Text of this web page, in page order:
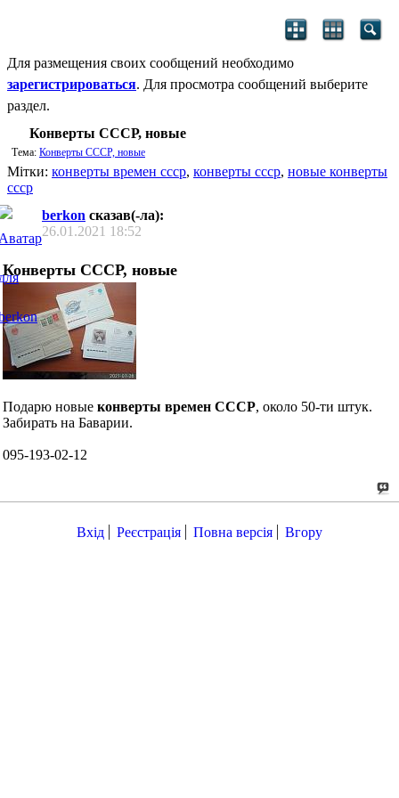
Для размещения своих сообщений необходимо
зарегистрироваться. Для просмотра сообщений выберите
раздел.
Конверты СССР, новые
Тема: Конверты СССР, новые
Мітки: конверты времен ссср, конверты ссср, новые конверты
ссср
berkon сказав(-ла):
26.01.2021 18:52
Конверты СССР, новые
Подарю новые конверты времен СССР, около 50-ти штук.
Забирать на Баварии.
095-193-02-12
Вхід Реєстрація Повна версія Вгору